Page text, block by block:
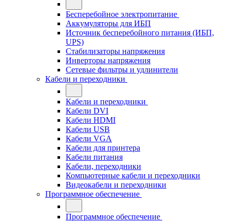
Бесперебойное электропитание
Аккумуляторы для ИБП
Источник бесперебойного питания (ИБП,
UPS)
Стабилизаторы напряжения
Инверторы напряжения
Сетевые фильтры и удлинители
Кабели и переходники
Кабели и переходники
Кабели DVI
Кабели HDMI
Кабели USB
Кабели VGA
Кабели для принтера
Кабели питания
Кабели, переходники
Компьютерные кабели и переходники
Видеокабели и переходники
Программное обеспечение
Программное обеспечение